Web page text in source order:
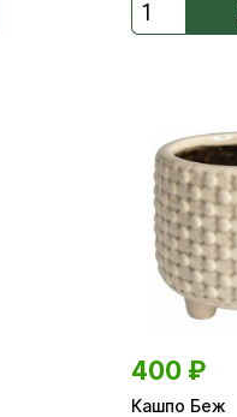
400 ₽
Кашпо Беж